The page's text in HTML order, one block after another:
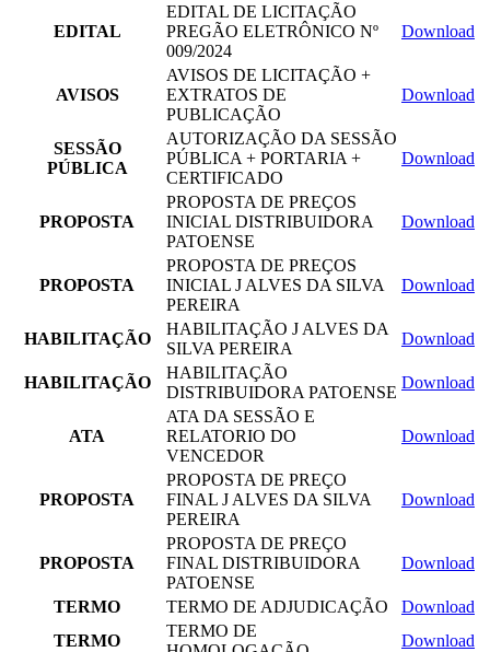
EDITAL
EDITAL DE LICITAÇÃO
PREGÃO ELETRÔNICO Nº
009/2024
Download
AVISOS
AVISOS DE LICITAÇÃO +
EXTRATOS DE
PUBLICAÇÃO
Download
SESSÃO
PÚBLICA
AUTORIZAÇÃO DA SESSÃO
PÚBLICA + PORTARIA +
CERTIFICADO
Download
PROPOSTA
PROPOSTA DE PREÇOS
INICIAL DISTRIBUIDORA
PATOENSE
Download
PROPOSTA
PROPOSTA DE PREÇOS
INICIAL J ALVES DA SILVA
PEREIRA
Download
HABILITAÇÃO
HABILITAÇÃO J ALVES DA
SILVA PEREIRA
Download
HABILITAÇÃO
HABILITAÇÃO
DISTRIBUIDORA PATOENSE
Download
ATA
ATA DA SESSÃO E
RELATORIO DO
VENCEDOR
Download
PROPOSTA
PROPOSTA DE PREÇO
FINAL J ALVES DA SILVA
PEREIRA
Download
PROPOSTA
PROPOSTA DE PREÇO
FINAL DISTRIBUIDORA
PATOENSE
Download
TERMO TERMO DE ADJUDICAÇÃO
Download
TERMO
TERMO DE
Download